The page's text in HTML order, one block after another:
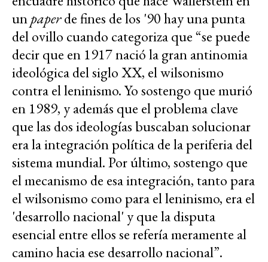
unpaperde fines de los '90 hay una punta
del ovillo cuando categoriza que “se puede
decir que en 1917 nació la gran antinomia
ideológica del siglo XX, el wilsonismo
contra el leninismo. Yo sostengo que murió
en 1989, y además que el problema clave
que las dos ideologías buscaban solucionar
era la integración política de la periferia del
sistema mundial. Por último, sostengo que
el mecanismo de esa integración, tanto para
el wilsonismo como para el leninismo, era el
'desarrollo nacional' y que la disputa
esencial entre ellos se refería meramente al
camino hacia ese desarrollo nacional”.